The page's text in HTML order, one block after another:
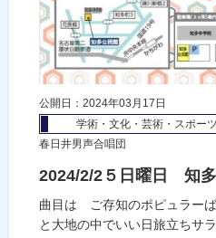
公開日：2024年03月17日
学術・文化・芸術・スポーツ
春日井男声合唱団
2024/2/2５日曜日 知
曲目は ご存知のポピュラー
と大地の中でいい日旅立ちサ